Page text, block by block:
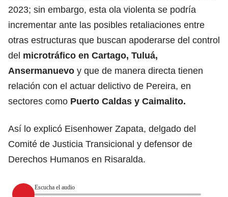
2023; sin embargo, esta ola violenta se podría
incrementar ante las posibles retaliaciones entre
otras estructuras que buscan apoderarse del control
del microtráfico en Cartago, Tuluá,
Ansermanuevo y que de manera directa tienen
relación con el actuar delictivo de Pereira, en
sectores como Puerto Caldas y Caimalito.
Así lo explicó Eisenhower Zapata, delgado del
Comité de Justicia Transicional y defensor de
Derechos Humanos en Risaralda.
Escucha el audio